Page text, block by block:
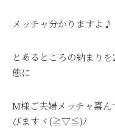
メッチャ分かりますよ♪
とあるところの納まり
態に
M様ご夫婦メッチャ喜
びますヾ(≧▽≦)ﾉ